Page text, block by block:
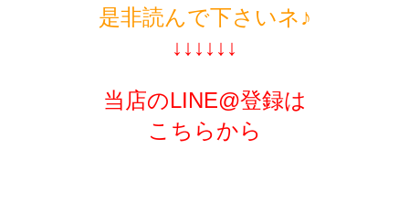
是非読んで下さいネ♪
↓↓↓↓↓↓
当店のLINE@登録は
こちらから